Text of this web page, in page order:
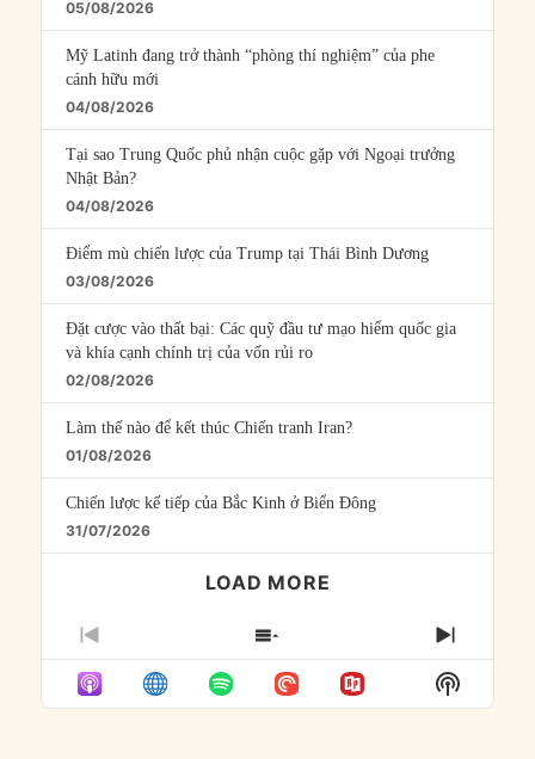
05/08/2026
Mỹ Latinh đang trở thành “phòng thí nghiệm” của phe
cánh hữu mới
04/08/2026
Tại sao Trung Quốc phủ nhận cuộc gặp với Ngoại trưởng
Nhật Bản?
04/08/2026
Điểm mù chiến lược của Trump tại Thái Bình Dương
03/08/2026
Đặt cược vào thất bại: Các quỹ đầu tư mạo hiểm quốc gia
và khía cạnh chính trị của vốn rủi ro
02/08/2026
Làm thế nào để kết thúc Chiến tranh Iran?
01/08/2026
Chiến lược kế tiếp của Bắc Kinh ở Biển Đông
31/07/2026
LOAD MORE
PREVIOUS
EPISODE
SHOW
EPISODES
LIST
NEXT
Show
Podcast